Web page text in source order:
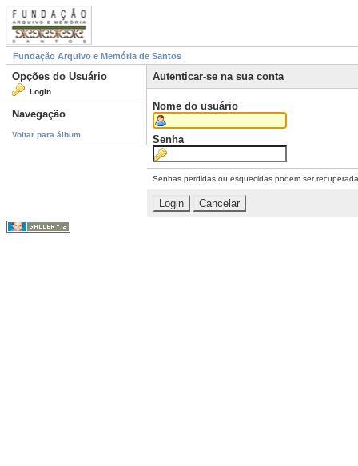
Fundação Arquivo e Memória de Santos
Opções do Usuário
Login
Navegação
Voltar para álbum
Autenticar-se na sua conta
Nome do usuário
Senha
Senhas perdidas ou esquecidas podem ser